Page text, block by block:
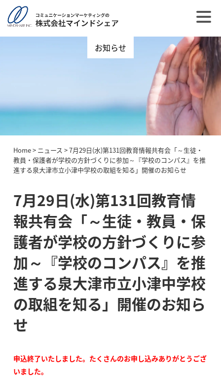
お知らせ
Home> ニュース >7月29日(水)第131回教育情報共有会「～生徒・
教員・保護者が学校の方針づくりに参加～『学校のコンパス』を推
進する泉大津市立小津中学校の取組を知る」開催のお知らせ
7月29日(水)第131回教育情
報共有会「～生徒・教員・保
護者が学校の方針づくりに参
加～『学校のコンパス』を推
進する泉大津市立小津中学校
の取組を知る」開催のお知ら
せ
申込終了いたしました。たくさんのお申し込みありがとうござ
いました。